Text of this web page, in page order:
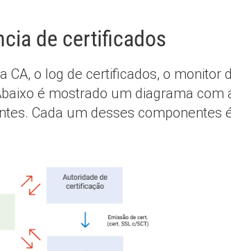
de certificados
CA, o log de certificados, o monitor
é mostrado um diagrama com
Cada um desses componentes